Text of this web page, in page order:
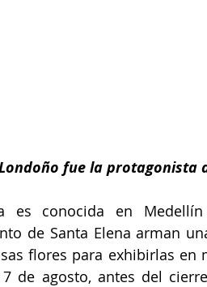
fue la
es conocida en
de Santa Elena arman
flores para exhibirlas en
de agosto, antes del